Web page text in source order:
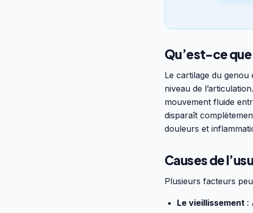
Qu’est-ce que
Le cartilage du
niveau de
mouvement fluide
disparaît
douleurs et
Causes de
Plusieurs facteurs
Le vieillissement :